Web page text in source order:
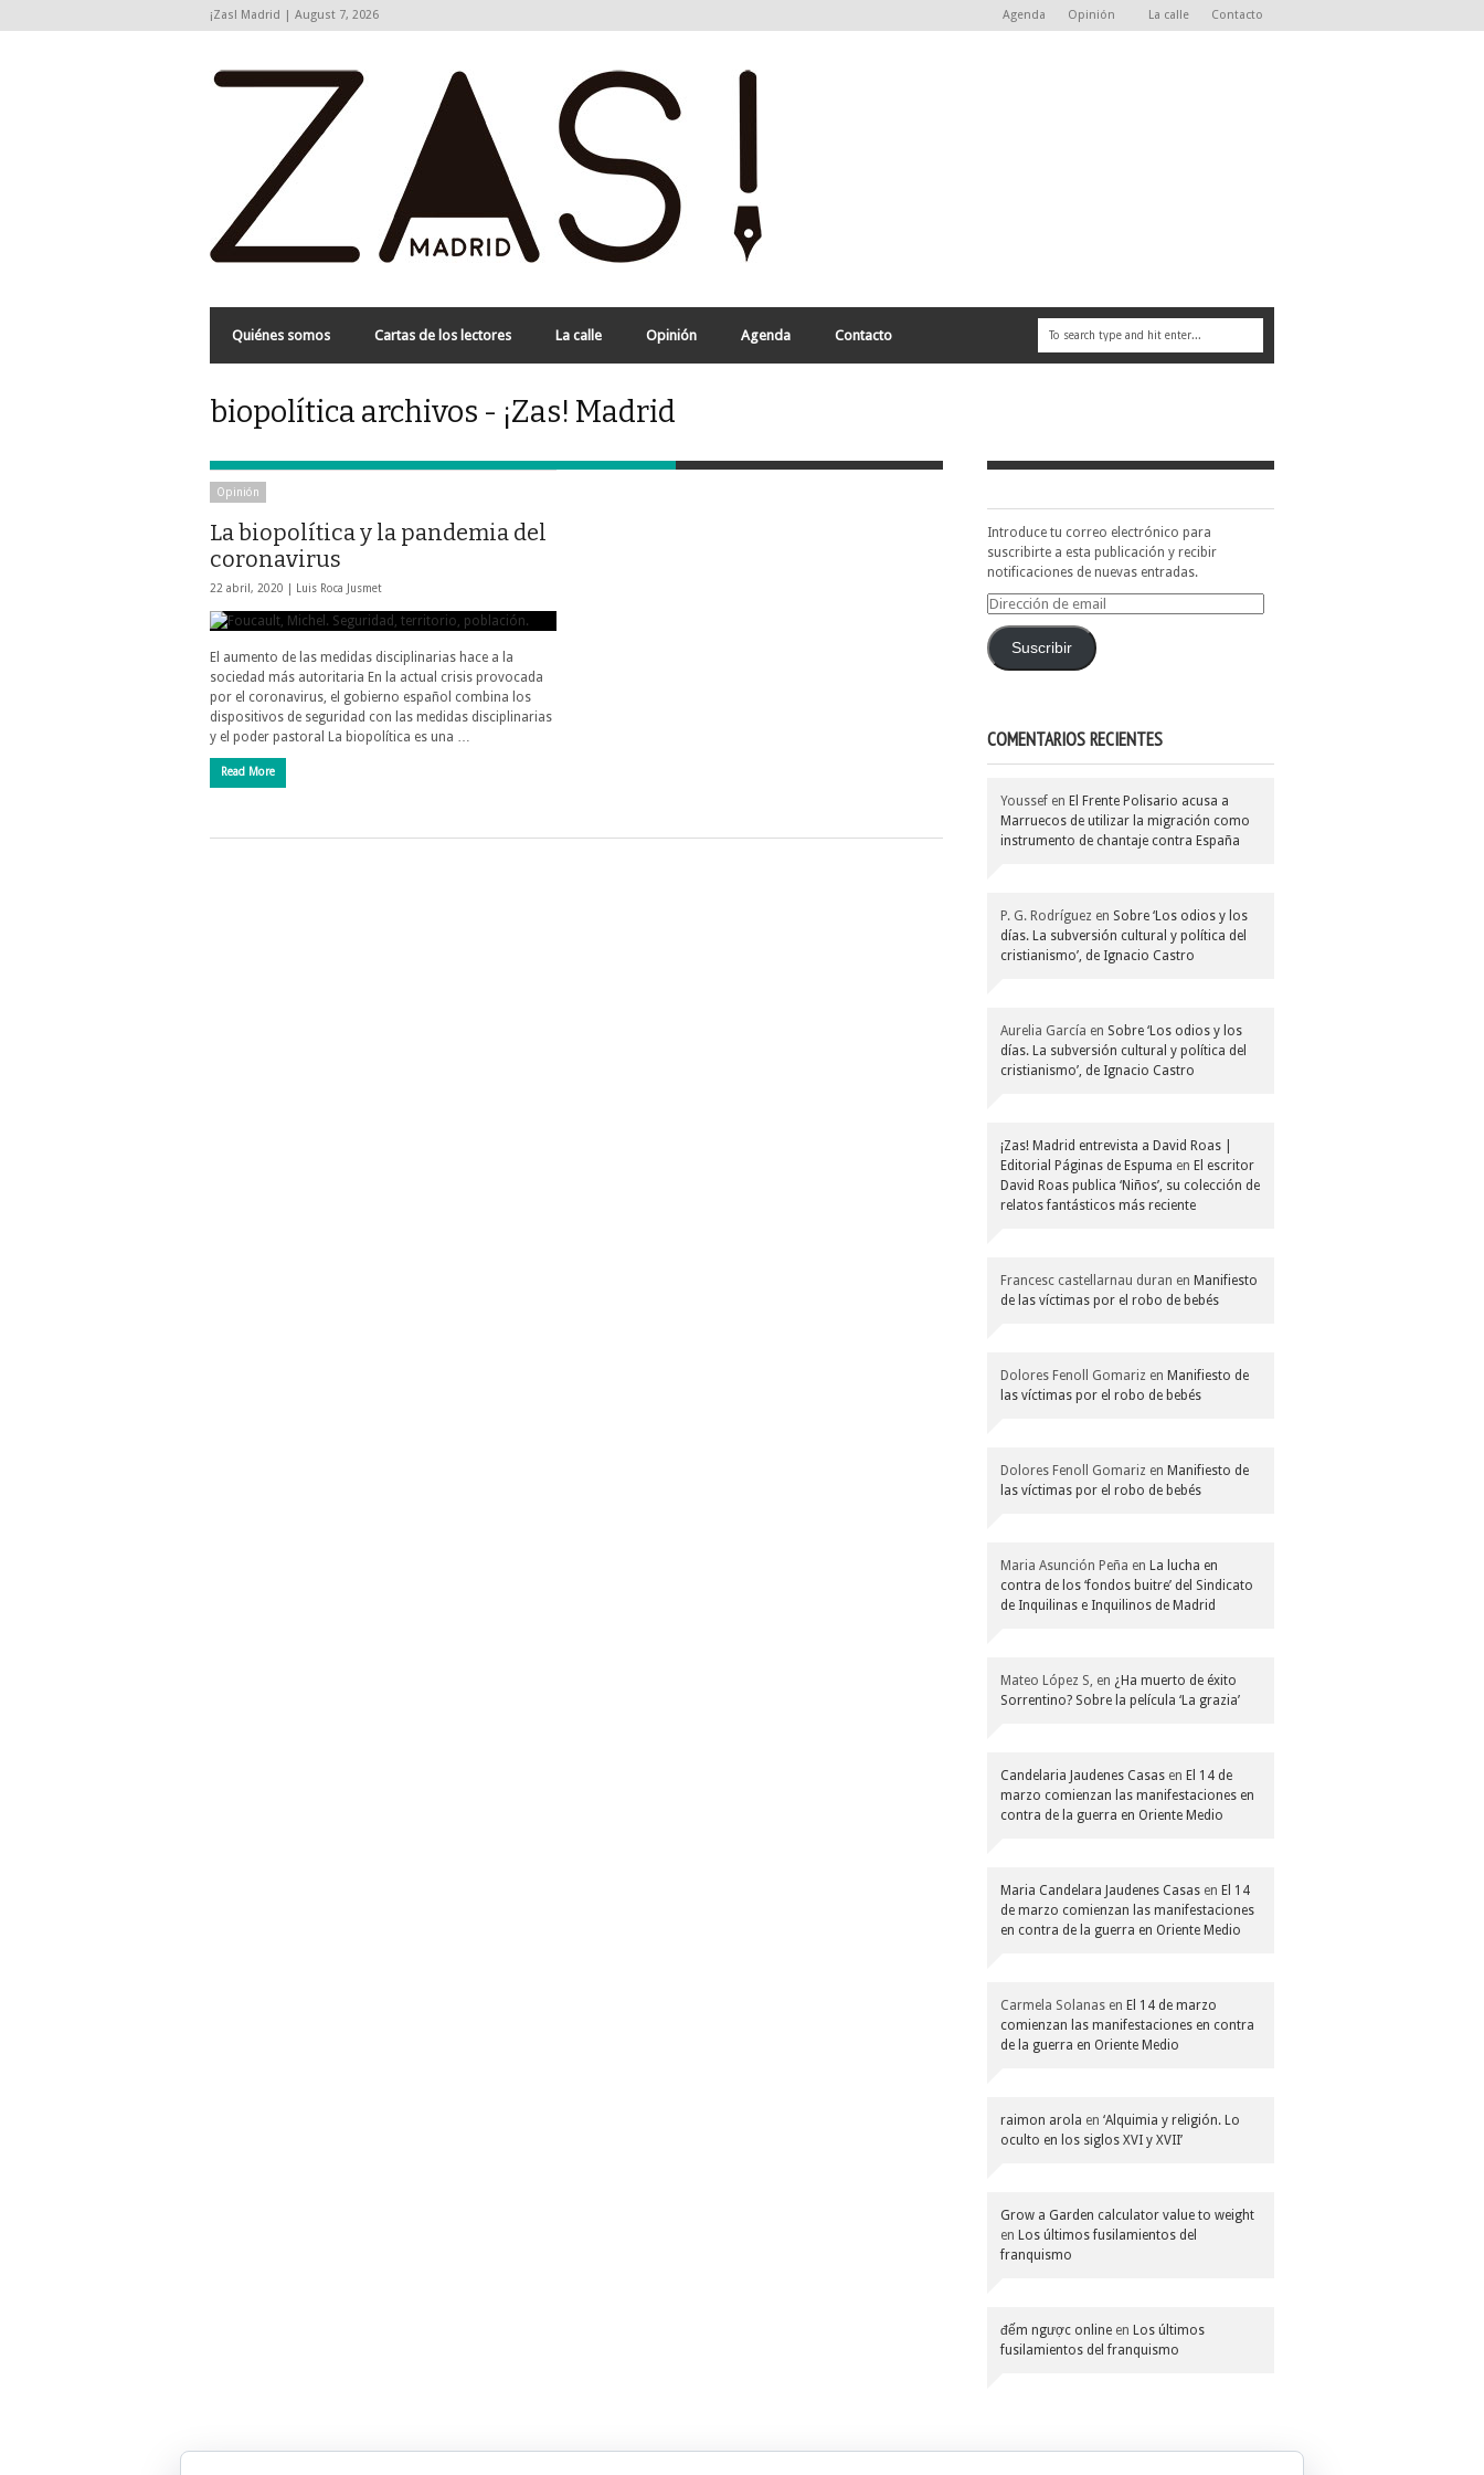
¡Zas! Madrid | August 7, 2026 Agenda Opinión La calle Contacto
Quiénes somos Cartas de los lectores La calle Opinión Agenda Contacto
biopolítica archivos - ¡Zas! Madrid
Opinión
La biopolítica y la pandemia del
coronavirus
22 abril, 2020 | Luis Roca Jusmet
El aumento de las medidas disciplinarias hace a la
sociedad más autoritaria En la actual crisis provocada
por el coronavirus, el gobierno español combina los
dispositivos de seguridad con las medidas disciplinarias
y el poder pastoral La biopolítica es una …
Read More
Introduce tu correo electrónico para
suscribirte a esta publicación y recibir
notificaciones de nuevas entradas.
Dirección
emailSuscribir
COMENTARIOS RECIENTES
Youssef en El Frente Polisario acusa a
Marruecos de utilizar la migración como
instrumento de chantaje contra España
P. G. Rodríguez en Sobre ‘Los odios y los
días. La subversión cultural y política del
cristianismo’, de Ignacio Castro
Aurelia García en Sobre ‘Los odios y los
días. La subversión cultural y política del
cristianismo’, de Ignacio Castro
¡Zas! Madrid entrevista a David Roas |
Editorial Páginas de Espuma en El escritor
David Roas publica ‘Niños’, su colección de
relatos fantásticos más reciente
Francesc castellarnau duran en Manifiesto
de las víctimas por el robo de bebés
Dolores Fenoll Gomariz en Manifiesto de
las víctimas por el robo de bebés
Dolores Fenoll Gomariz en Manifiesto de
las víctimas por el robo de bebés
Maria Asunción Peña en La lucha en
contra de los ‘fondos buitre’ del Sindicato
de Inquilinas e Inquilinos de Madrid
Mateo López S, en ¿Ha muerto de éxito
Sorrentino? Sobre la película ‘La grazia’
Candelaria Jaudenes Casas en El 14 de
marzo comienzan las manifestaciones en
contra de la guerra en Oriente Medio
Maria Candelara Jaudenes Casas en El 14
de marzo comienzan las manifestaciones
en contra de la guerra en Oriente Medio
Carmela Solanas en El 14 de marzo
comienzan las manifestaciones en contra
de la guerra en Oriente Medio
raimon arola en ‘Alquimia y religión. Lo
oculto en los siglos XVI y XVII’
Grow a Garden calculator value to weight
en Los últimos fusilamientos del
franquismo
đếm ngược online en Los últimos
fusilamientos del franquismo